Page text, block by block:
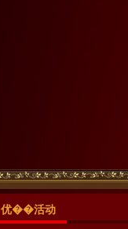
优��活动